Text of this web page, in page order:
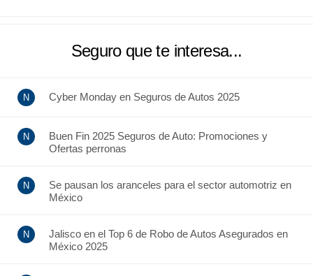
Seguro que te interesa...
Cyber Monday en Seguros de Autos 2025
Buen Fin 2025 Seguros de Auto: Promociones y
Ofertas perronas
Se pausan los aranceles para el sector automotriz en
México
Jalisco en el Top 6 de Robo de Autos Asegurados en
México 2025